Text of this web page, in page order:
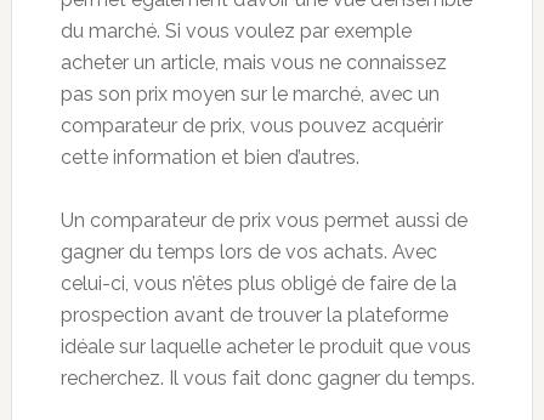
du marché. Si vous voulez par exemple
acheter un article, mais vous ne connaissez
pas son prix moyen sur le marché, avec un
comparateur de prix, vous pouvez acquérir
cette information et bien d’autres.
Un comparateur de prix vous permet aussi de
gagner du temps lors de vos achats. Avec
celui-ci, vous n’êtes plus obligé de faire de la
prospection avant de trouver la plateforme
idéale sur laquelle acheter le produit que vous
recherchez. Il vous fait donc gagner du temps.